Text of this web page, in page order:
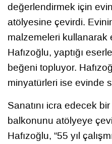
değerlendirmek için
atölyesine çevirdi.
malzemeleri kullanarak
Hafızoğlu, yaptığı
beğeni topluyor.
minyatürleri ise evinde
Sanatını icra edecek
balkonunu atölyeye
Hafızoğlu, “55 yıl